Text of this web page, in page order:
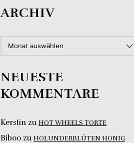
ARCHIV
NEUESTE
KOMMENTARE
Kerstin zu HOT WHEELS TORTE
Biboo zu HOLUNDERBLÜTEN HONIG